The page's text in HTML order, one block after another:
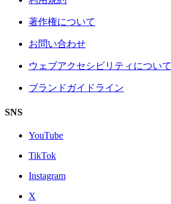
著作権について
お問い合わせ
ウェブアクセシビリティについて
ブランドガイドライン
SNS
YouTube
TikTok
Instagram
X